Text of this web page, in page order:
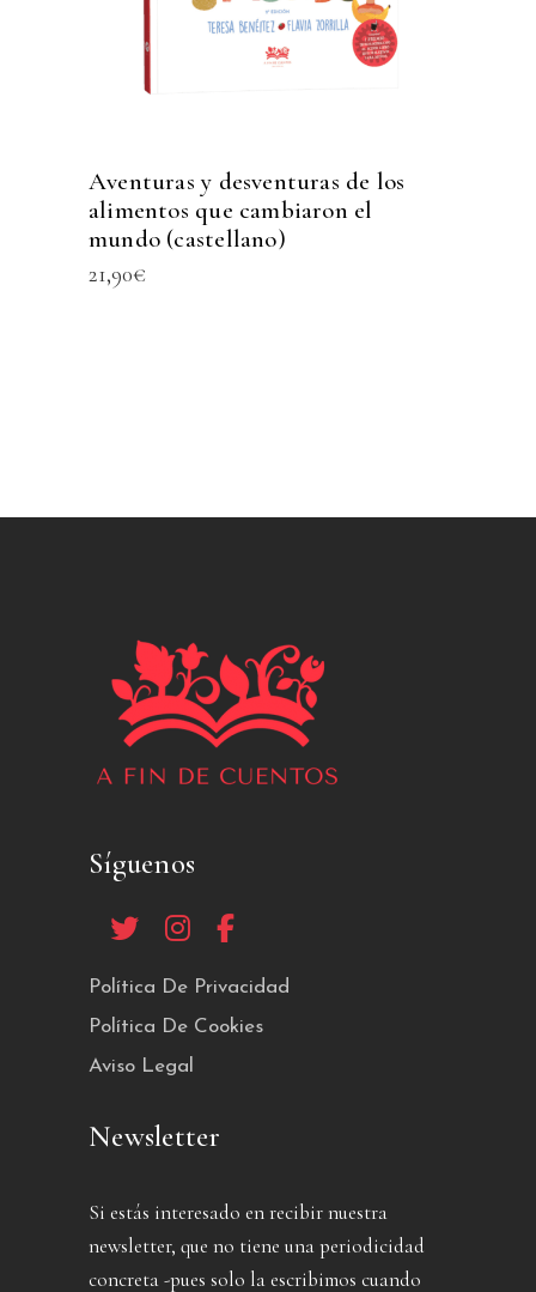
Aventuras y desventuras de los
alimentos que cambiaron el
mundo (castellano)
21,90€
Síguenos
Política De Privacidad
Política De Cookies
Aviso Legal
Newsletter
Si estás interesado en recibir nuestra
newsletter, que no tiene una periodicidad
concreta -pues solo la escribimos cuando